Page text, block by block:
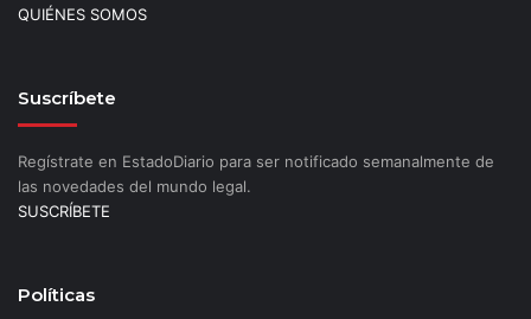
QUIÉNES SOMOS
Suscríbete
Regístrate en EstadoDiario para ser notificado semanalmente de
las novedades del mundo legal.
SUSCRÍBETE
Políticas